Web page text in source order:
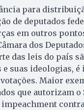
para
de deputados
em outros
dos
das leis do país
e suas ideologias,
Maior
que autorizam o